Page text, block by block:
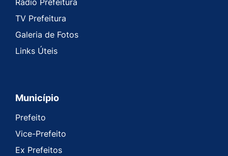
Rádio Prefeitura
TV Prefeitura
Galeria de Fotos
Links Úteis
Município
Prefeito
Vice-Prefeito
Ex Prefeitos